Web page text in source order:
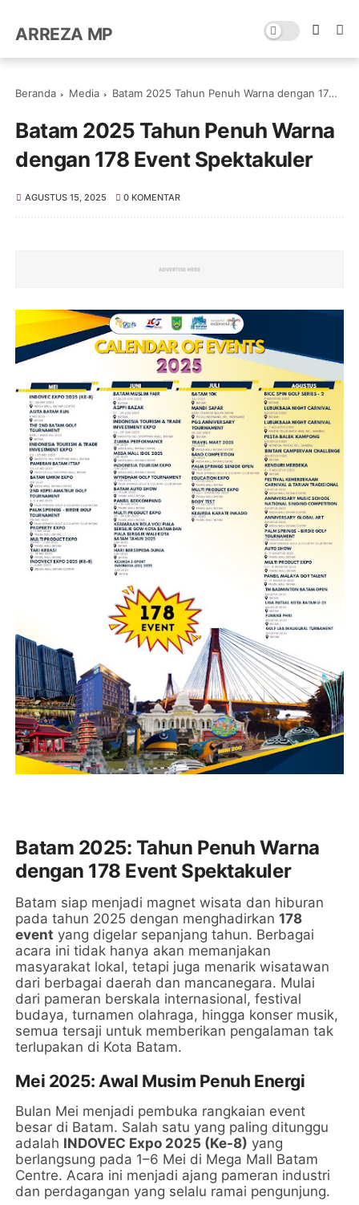
ARREZA MP
Beranda Media Batam 2025 Tahun Penuh Warna dengan 178 Event Spektakuler
Batam 2025 Tahun Penuh Warna
dengan 178 Event Spektakuler
AGUSTUS 15, 2025 0 KOMENTAR
Batam 2025: Tahun Penuh Warna
dengan 178 Event Spektakuler
Batam siap menjadi magnet wisata dan hiburan
pada tahun 2025 dengan menghadirkan178
event yang digelar sepanjang tahun. Berbagai
acara ini tidak hanya akan memanjakan
masyarakat lokal, tetapi juga menarik wisatawan
dari berbagai daerah dan mancanegara. Mulai
dari pameran berskala internasional, festival
budaya, turnamen olahraga, hingga konser musik,
semua tersaji untuk memberikan pengalaman tak
terlupakan di Kota Batam.
Mei 2025: Awal Musim Penuh Energi
Bulan Mei menjadi pembuka rangkaian event
besar di Batam. Salah satu yang paling ditunggu
adalah INDOVEC Expo 2025 (Ke-8) yang
berlangsung pada 1–6 Mei di Mega Mall Batam
Centre. Acara ini menjadi ajang pameran industri
dan perdagangan yang selalu ramai pengunjung.